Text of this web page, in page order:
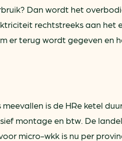
Dan wordt het
rechtstreeks aan het
er terug wordt gegeven en
is de HRe ketel
montage en btw. De
micro-wkk is nu per